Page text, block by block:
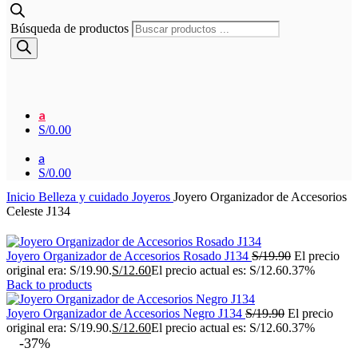
Búsqueda de productos
a
S/0.00
a
S/0.00
Inicio Belleza y cuidado Joyeros Joyero Organizador de Accesorios
Celeste J134
Joyero Organizador de Accesorios Rosado J134 S/19.90 El precio
original era: S/19.90.S/12.60El precio actual es: S/12.60.37%
Back to products
Joyero Organizador de Accesorios Negro J134 S/19.90 El precio
original era: S/19.90.S/12.60El precio actual es: S/12.60.37%
-37%